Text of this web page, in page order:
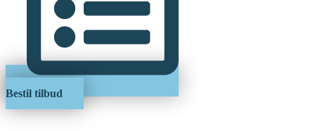
Bestil tilbud